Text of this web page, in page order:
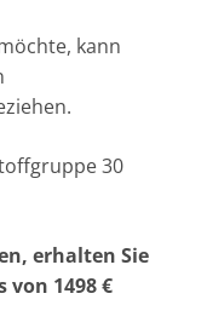
kann
30
erhalten Sie
von 1498 €